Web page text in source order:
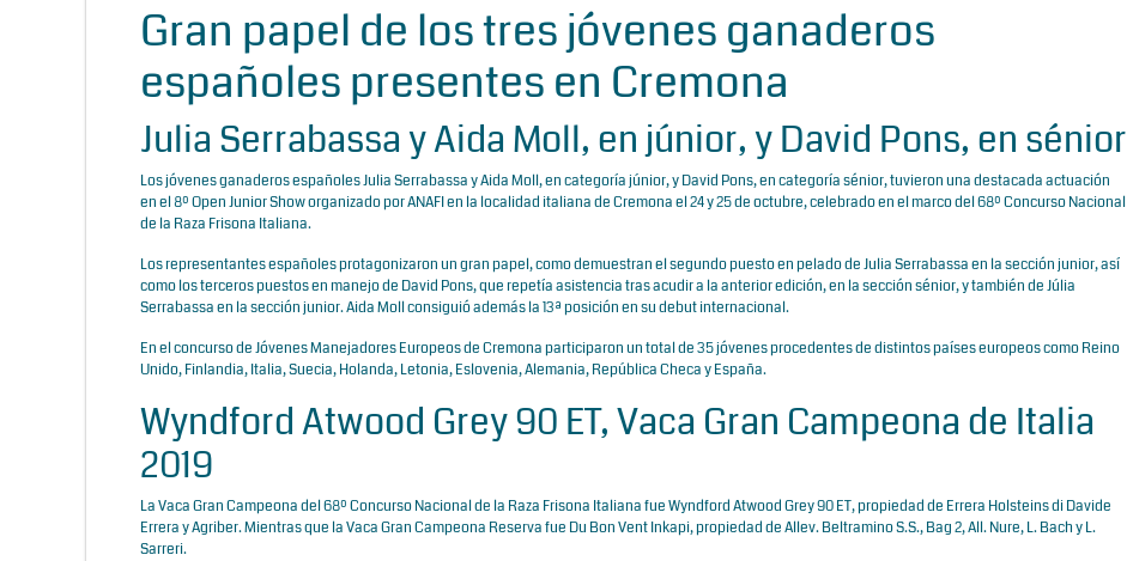
Gran papel de los tres jóvenes ganaderos
españoles presentes en Cremona
Julia Serrabassa y Aida Moll, en júnior, y David Pons, en sénior
Los jóvenes ganaderos españolesJulia Serrabassay Aida Moll, en categoría júnior, y David Pons, en categoría sénior, tuvieron una destacada actuación
en el 8º Open Junior Show organizado por ANAFI en la localidad italiana de Cremona el 24 y 25 de octubre, celebrado en el marco del 68º Concurso Nacional
de la Raza Frisona Italiana.
Los representantes españoles protagonizaron un gran papel, como demuestran el segundo puestoen peladodeJulia Serrabassa en la sección junior, así
como los terceros puestos en manejo de David Pons,que repetía asistencia tras acudir a la anterior edición, en la sección sénior, y también de Júlia
Serrabassa en la sección junior. Aida Moll consiguió además la 13ª posición en su debut internacional.
En el concurso de Jóvenes Manejadores Europeos de Cremona participaron un total de 35 jóvenes procedentes de distintos países europeos como Reino
Unido, Finlandia, Italia, Suecia, Holanda, Letonia, Eslovenia, Alemania, República Checa y España.
Wyndford Atwood Grey 90 ET, Vaca Gran Campeona de Italia
2019
La Vaca Gran Campeona del 68º Concurso Nacional de la Raza Frisona Italiana fue Wyndford Atwood Grey 90 ET, propiedad de Errera Holsteins di Davide
Errera y Agriber. Mientras que la Vaca Gran Campeona Reserva fue Du Bon Vent Inkapi, propiedad de Allev. Beltramino S.S., Bag 2, All. Nure, L. Bach y L.
Sarreri.